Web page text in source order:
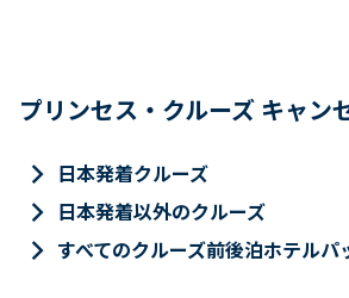
プリンセス・クルーズ キャン
keyboard_arrow_right 日本発着クルーズ
keyboard_arrow_right 日本発着以外のクルーズ
keyboard_arrow_right すべてのクルーズ前後泊ホテルパ